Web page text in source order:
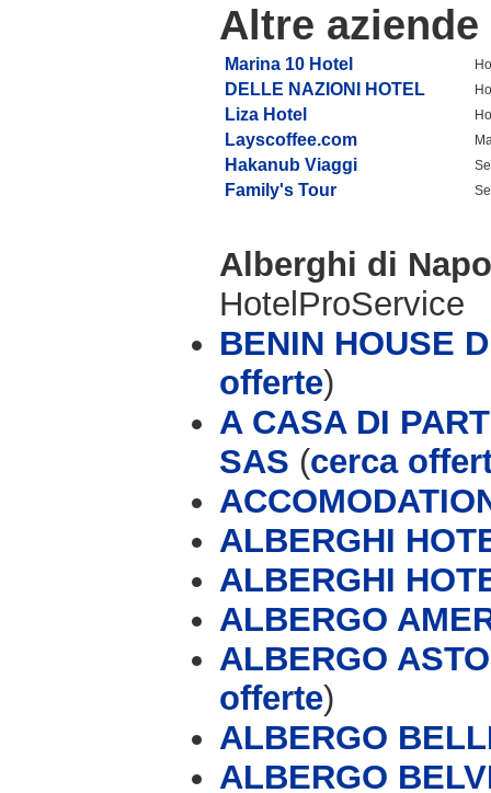
Altre
Marina 10 Hotel
DELLE NAZIONI HOTEL
Liza Hotel
Layscoffee.com
Hakanub Viaggi
Family's Tour
Alberghi di
HotelProService
BENIN HOUSE
offerte)
A CASA DI
SAS (cerca
ALBERGHI
ALBERGHI
ALBERGO
ALBERGO
offerte)
ALBERGO
ALBERGO